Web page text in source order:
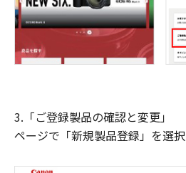
3.「ご登録製品の確認と変更」
ページで「新規製品登録」を選択